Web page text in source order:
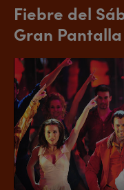
Fiebre del
Gran